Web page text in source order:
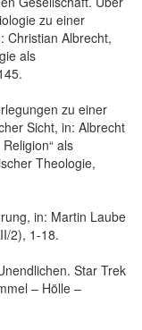
zu einer
Christian Albrecht,
als
zu einer
Sicht, in: Albrecht
als
Theologie,
in: Martin Laube
2), 1-18.
Star Trek
– Hölle –